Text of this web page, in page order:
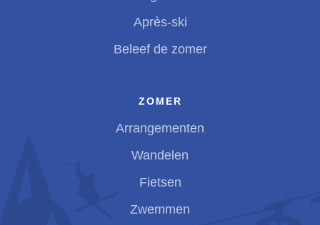
Après-ski
Beleef de zomer
ZOMER
Arrangementen
Wandelen
Fietsen
Zwemmen